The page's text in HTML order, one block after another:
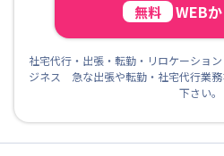
無料 WEB
社宅代行・出張・転勤・リロケーショ
ジネス 急な出張や転勤・社宅代行業
下さい。